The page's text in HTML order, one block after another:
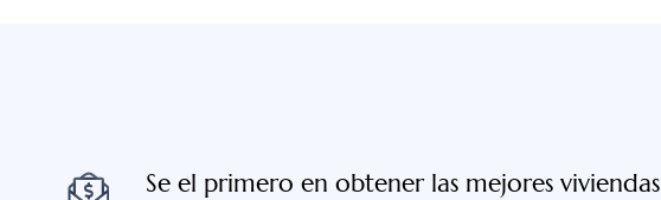
Se el primero en obtener las mejores viviendas